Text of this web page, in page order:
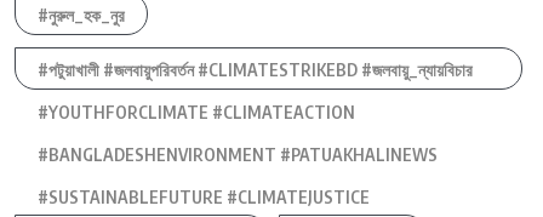
#নুরুল_হক_নুর
#পটুয়াখালী #জলবায়ুপরিবর্তন #CLIMATESTRIKEBD #জলবায়ু_ন্যায়বিচার
#YOUTHFORCLIMATE #CLIMATEACTION
#BANGLADESHENVIRONMENT #PATUAKHALINEWS
#SUSTAINABLEFUTURE #CLIMATEJUSTICE